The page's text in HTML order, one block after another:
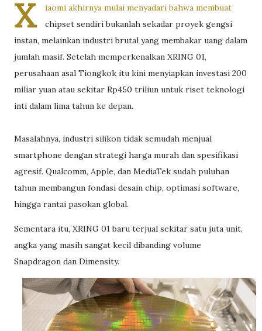
X
iaomi akhirnya mulai menyadari bahwa membuat
chipset sendiri bukanlah sekadar proyek gengsi
instan, melainkan industri brutal yang membakar uang dalam
jumlah masif. Setelah memperkenalkan XRING 01,
perusahaan asal Tiongkok itu kini menyiapkan investasi 200
miliar yuan atau sekitar Rp450 triliun untuk riset teknologi
inti dalam lima tahun ke depan.
Masalahnya, industri silikon tidak semudah menjual
smartphone dengan strategi harga murah dan spesifikasi
agresif. Qualcomm, Apple, dan MediaTek sudah puluhan
tahun membangun fondasi desain chip, optimasi software,
hingga rantai pasokan global.
Sementara itu, XRING 01 baru terjual sekitar satu juta unit,
angka yang masih sangat kecil dibanding volume
Snapdragon dan Dimensity.